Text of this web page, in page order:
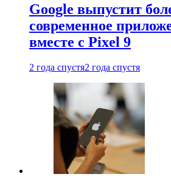
Google выпустит
современное
вместе с Pixel 9
2 года спустя2 года спустя